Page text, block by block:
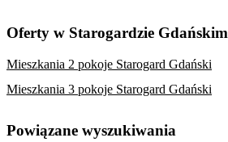
Oferty w Starogardzie Gdańskim
Mieszkania 2 pokoje Starogard Gdański
Mieszkania 3 pokoje Starogard Gdański
Powiązane wyszukiwania